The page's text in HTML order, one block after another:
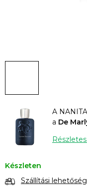
A
a De
Készleten
Szállítási